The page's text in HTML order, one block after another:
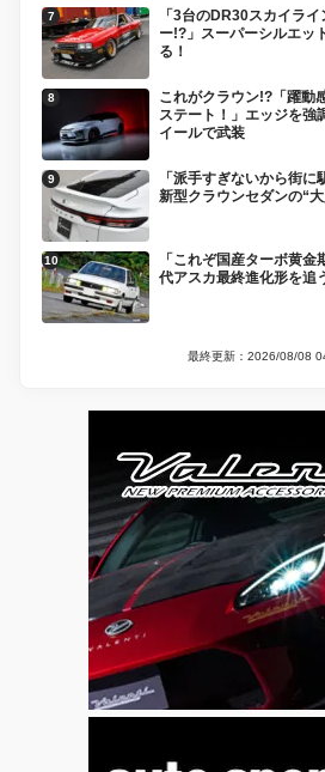
「3台のDR30スカイラ
ー!?」スーパーシルエッ
る！
これがクラウン!?「躍動
ステート！」エッジを強
イールで武装
「派手すぎないから街
新型クラウンセダンの“
「これぞ国産ターボ黄
代アスカ最終進化形を追
最終更新：2026/08/08